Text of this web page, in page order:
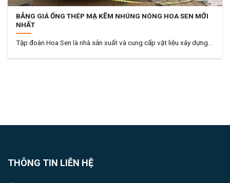
BẢNG GIÁ ỐNG THÉP MẠ KẼM NHÚNG NÓNG HOA SEN MỚI
NHẤT
Tập đoàn Hoa Sen là nhà sản xuất và cung cấp vật liệu xây dựng...
THÔNG TIN LIÊN HỆ